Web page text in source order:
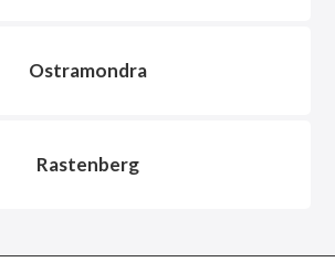
Ostramondra
Rastenberg